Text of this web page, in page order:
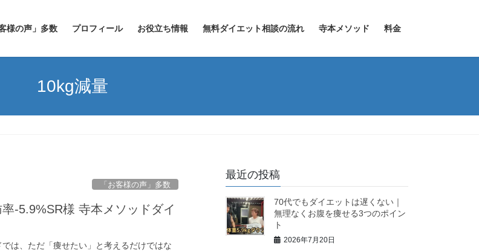
客様の声」多数 プロフィール お役立ち情報 無料ダイエット相談の流れ 寺本メソッド 料金
10kg減量
「お客様の声」多数
-5.9%SR様 寺本メソッドダイ
は、ただ「痩せたい」と考えるだけではな
最近の投稿
70代でもダイエットは遅くない｜
無理なくお腹を痩せる3つのポイン
ト
2026年7月20日